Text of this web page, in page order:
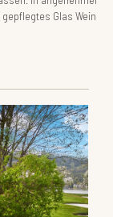
Glas Wein